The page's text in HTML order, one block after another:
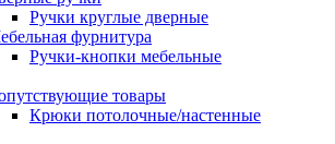
Ручки круглые дверные
фурнитура
Ручки-кнопки мебельные
товары
Крюки потолочные/настенные